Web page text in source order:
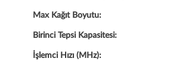
Max Kağıt Boyutu:
Birinci Tepsi Kapasitesi:
İşlemci Hızı (MHz):